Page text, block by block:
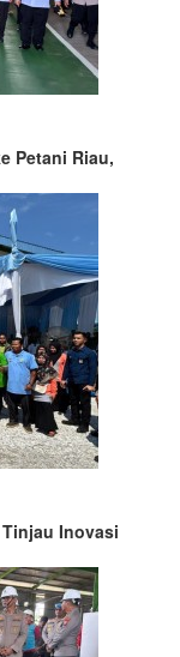
Petani Riau,
Inovasi